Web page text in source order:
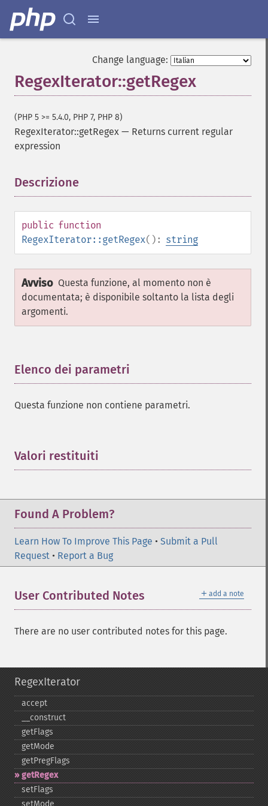
Change language:
RegexIterator::getRegex
(PHP 5 >= 5.4.0, PHP 7, PHP 8)
RegexIterator::getRegex — Returns current regular
expression
Descrizione
public function
RegexIterator::getRegex(): string
Avviso Questa funzione, al momento non è
documentata; è disponibile soltanto la lista degli
argomenti.
Elenco dei parametri
Questa funzione non contiene parametri.
Valori restituiti
Found A Problem?
Learn How To Improve This Page • Submit a Pull
Request • Report a Bug
＋ add a note
User Contributed Notes
There are no user contributed notes for this page.
RegexIterator
accept
_​_​construct
getFlags
getMode
getPregFlags
getRegex
setFlags
setMode